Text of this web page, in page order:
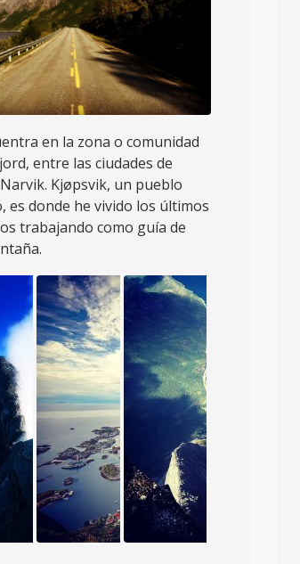
en la zona o comunidad
entre las ciudades de
Kjøpsvik, un pueblo
es donde he vivido los últimos
trabajando como guía de